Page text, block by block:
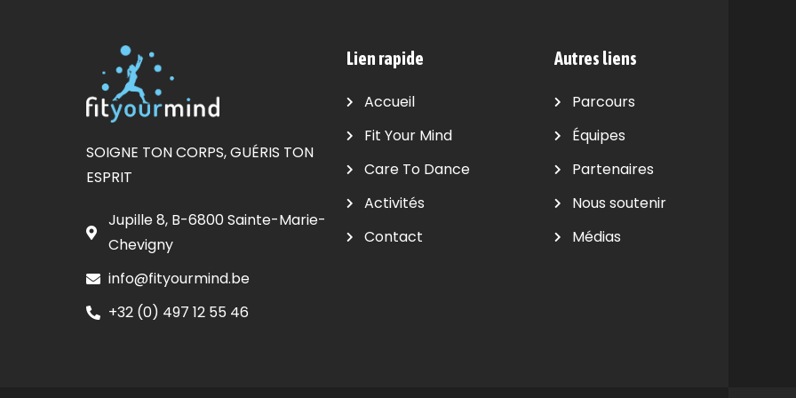
SOIGNE TON CORPS, GUÉRIS TON
ESPRIT
Jupille 8, B-6800 Sainte-Marie-
Chevigny
info@fityourmind.be
+32 (0) 497 12 55 46
Lien rapide
Accueil
Fit Your Mind
Care To Dance
Activités
Contact
Autres liens
Parcours
Équipes
Partenaires
Nous soutenir
Médias